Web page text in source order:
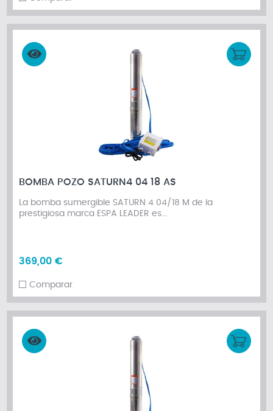
BOMBA POZO SATURN4 04 18 AS
La bomba sumergible SATURN 4 04/18 M de la
prestigiosa marca ESPA LEADER es...
369,00 €
Comparar